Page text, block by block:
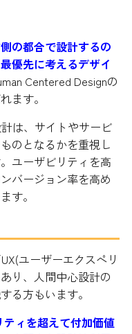
の都合で設計するの
優先に考えるデザイ
Centered Designの
ます。
は、サイトやサービ
のとなるかを重視し
ユーザビリティを高
バージョン率を高め
す。
ユーザーエクスペリ
り、人間中心設計の
る方もいます。
ィを超えて付加価値